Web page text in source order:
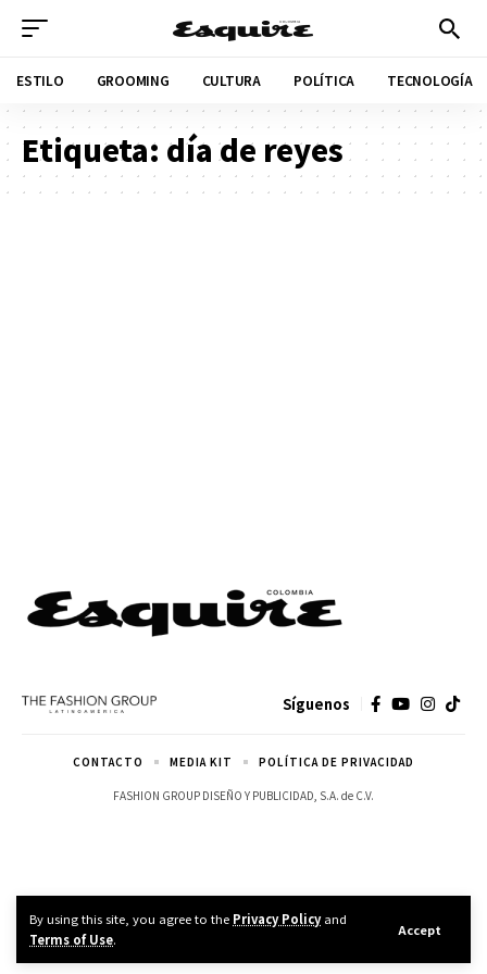
By using this site, you agree to the Privacy Policyand
Terms of Use.
Accept
ESTILO GROOMING CULTURA POLÍTICA TECNOLOGÍA
Etiqueta: día de reyes
Síguenos
FASHION GROUP DISEÑO Y PUBLICIDAD, S.A. de C.V.
CONTACTO MEDIA KIT POLÍTICA DE PRIVACIDAD